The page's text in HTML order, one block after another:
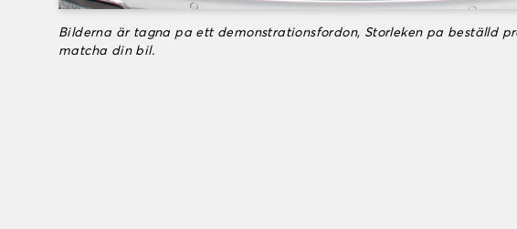
Bilderna är tagna pa ett demonstrationsfordon, Storleken pa beställd
matcha din bil.